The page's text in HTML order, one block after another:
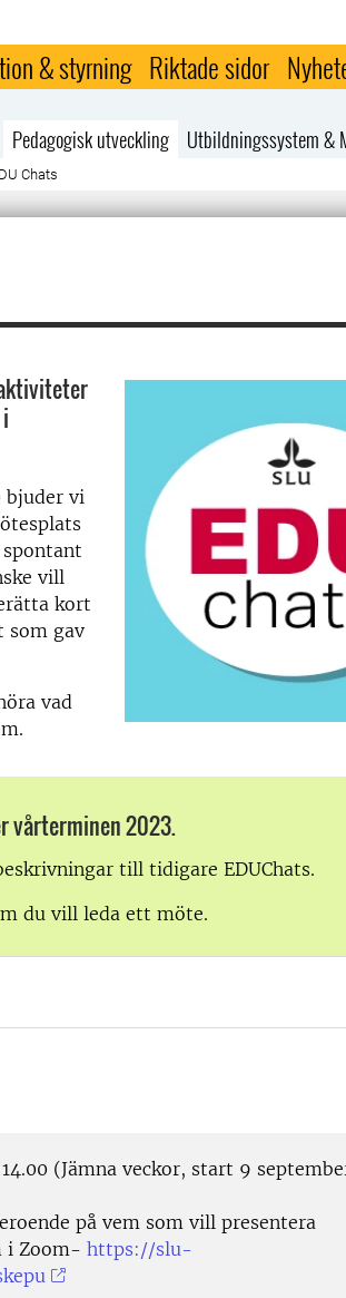
& styrning Riktade sidor
Pedagogisk utveckling Utbildningssystem &
Chats
i
bjuder vi
vill
kort
som gav
vad
vårterminen 2023.
till tidigare EDUChats.
du vill leda ett möte.
(Jämna veckor, start 9
på vem som vill presentera
i Zoom- https://slu-